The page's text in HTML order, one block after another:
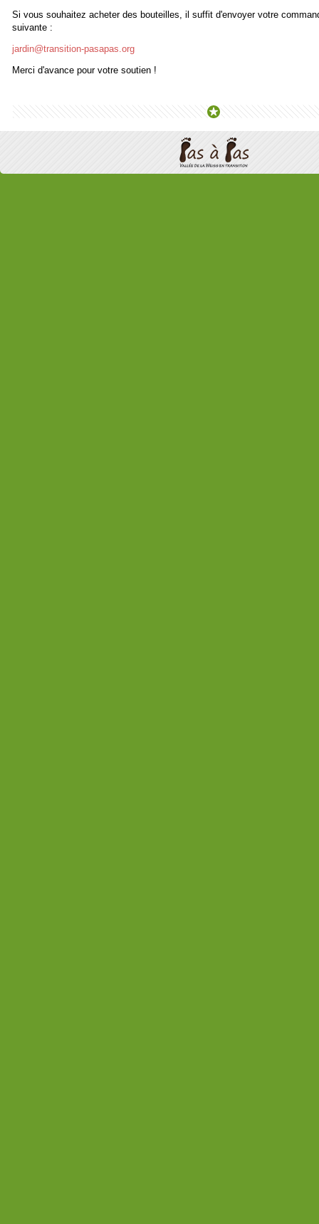
Si vous souhaitez acheter des bouteilles, il suffit d'envoyer votre
suivante :
jardin@transition-pasapas.org
Merci d'avance pour votre soutien !